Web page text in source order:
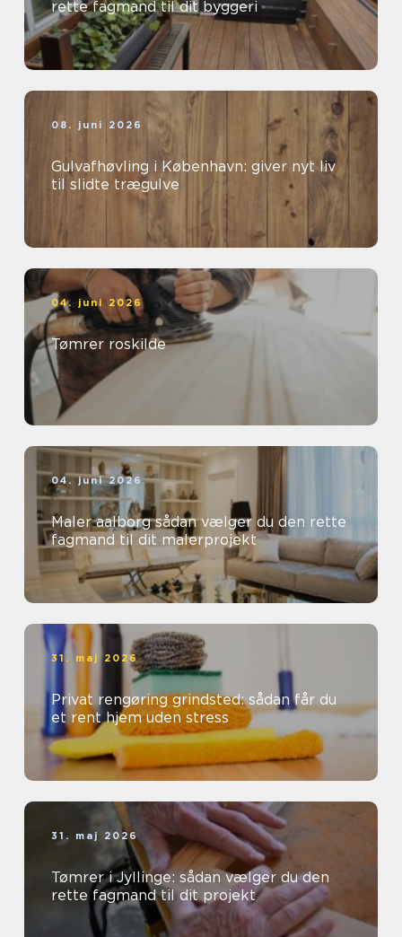
rette fagmand til dit byggeri
08. juni 2026
Gulvafhøvling i København: giver nyt liv
til slidte trægulve
04. juni 2026
Tømrer roskilde
04. juni 2026
Maler aalborg sådan vælger du den rette
fagmand til dit malerprojekt
31. maj 2026
Privat rengøring grindsted: sådan får du
et rent hjem uden stress
31. maj 2026
Tømrer i Jyllinge: sådan vælger du den
rette fagmand til dit projekt